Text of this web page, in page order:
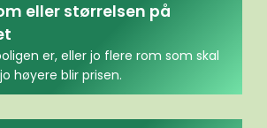
eller størrelsen på
er, eller jo flere rom som skal
høyere blir prisen.